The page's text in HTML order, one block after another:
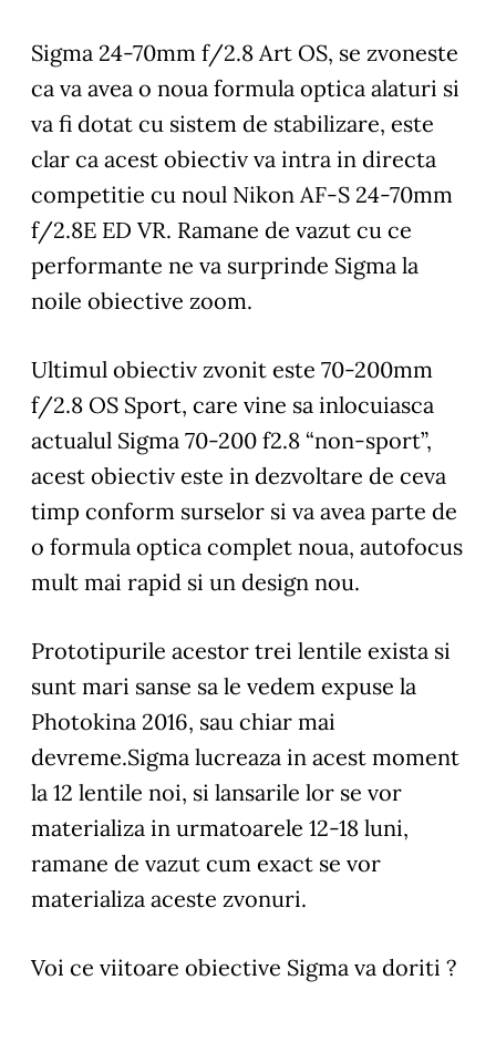
Sigma 24-70mm f/2.8 Art OS, se zvoneste
ca va avea o noua formula optica alaturi si
va fi dotat cu sistem de stabilizare, este
clar ca acest obiectiv va intra in directa
competitie cu noul Nikon AF-S 24-70mm
f/2.8E ED VR. Ramane de vazut cu ce
performante ne va surprinde Sigma la
noile obiective zoom.
Ultimul obiectiv zvonit este 70-200mm
f/2.8 OS Sport, care vine sa inlocuiasca
actualul Sigma 70-200 f2.8 “non-sport”,
acest obiectiv este in dezvoltare de ceva
timp conform surselor si va avea parte de
o formula optica complet noua, autofocus
mult mai rapid si un design nou.
Prototipurile acestor trei lentile exista si
sunt mari sanse sa le vedem expuse la
Photokina 2016, sau chiar mai
devreme.Sigma lucreaza in acest moment
la 12 lentile noi, si lansarile lor se vor
materializa in urmatoarele 12-18 luni,
ramane de vazut cum exact se vor
materializa aceste zvonuri.
Voi ce viitoare obiective Sigma va doriti ?